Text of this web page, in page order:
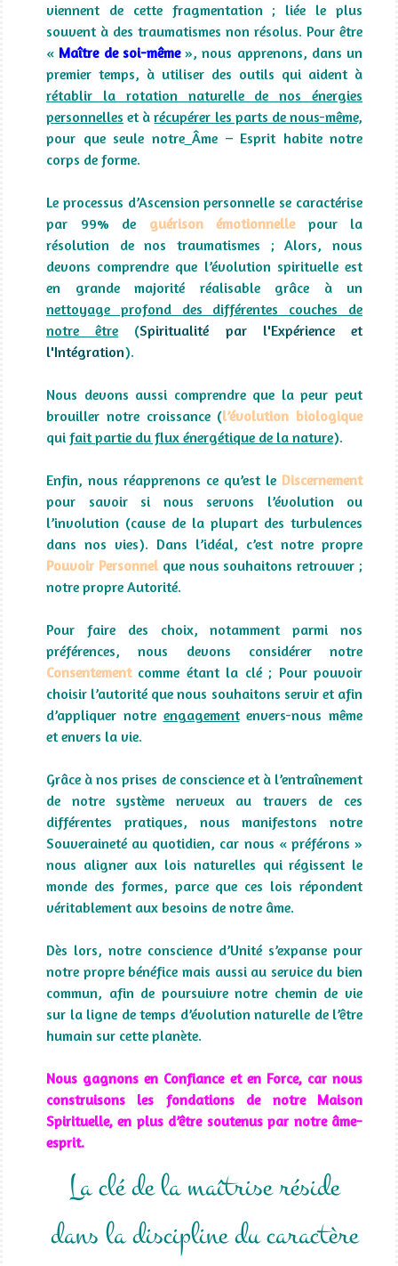
viennent de cette fragmentation ; liée le plus
souvent à des traumatismes non résolus. Pour être
« Maître de soi-même», nous apprenons, dans un
premier temps, à utiliser des outils qui aident à
rétablir la rotation naturelle de nos énergies
personnelles et àrécupérer les parts de nous-même,
pour que seule notre Âme – Esprit habite notre
corps de forme.
Le processus d’Ascension personnelle se caractérise
par 99% de guérison émotionnellepour la
résolution de nos traumatismes ; Alors, nous
devons comprendre que l’évolution spirituelle est
en grande majorité réalisable grâce à un
nettoyage profond des différentes couches de
notre être (Spiritualité par l'Expérience et
l'Intégration).
Nous devons aussi comprendre que la peur peut
brouiller notre croissance (l’évolution biologique
qui fait partie du flux énergétique de la nature).
Enfin, nous réapprenons ce qu’est le Discernement
pour savoir si nous servons l’évolution ou
l’involution (cause de la plupart des turbulences
dans nos vies). Dans l’idéal, c’est notre propre
Pouvoir Personnelque nous souhaitons retrouver ;
notre propre Autorité.
Pour faire des choix, notamment parmi nos
préférences, nous devons considérer notre
Consentementcomme étant la clé ; Pour pouvoir
choisir l’autorité que nous souhaitons servir et afin
d’appliquer notre engagementenvers-nous même
et envers la vie.
Grâce à nos prises de conscience et à l’entraînement
de notre système nerveux au travers de ces
différentes pratiques, nous manifestons notre
Souveraineté au quotidien, car nous « préférons »
nous aligner aux lois naturelles qui régissent le
monde des formes, parce que ces lois répondent
véritablement aux besoins de notre âme.
Dès lors, notre conscience d’Unité s’expanse pour
notre propre bénéfice mais aussi au service du bien
commun, afin de poursuivre notre chemin de vie
sur la ligne de temps d’évolution naturelle de l’être
humain sur cette planète.
Nous gagnons en Confiance et en Force, car nous
construisons les fondations de notre Maison
Spirituelle, en plus d’être soutenus par notre âme-
esprit.
La clé de la maîtrise réside
dans la discipline du caractère